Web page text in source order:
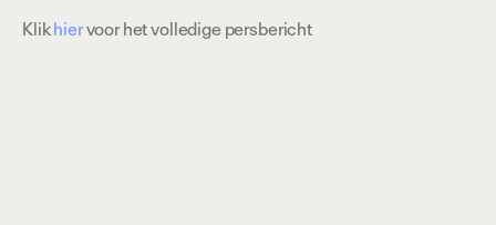
Klikhiervoor het volledige persbericht